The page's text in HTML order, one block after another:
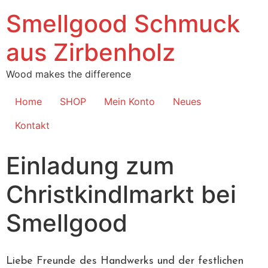
Smellgood Schmuck
aus Zirbenholz
Wood makes the difference
Home SHOP Mein Konto
Neues
Kontakt
Einladung zum
Christkindlmarkt bei
Smellgood
Liebe Freunde des Handwerks und der festlichen